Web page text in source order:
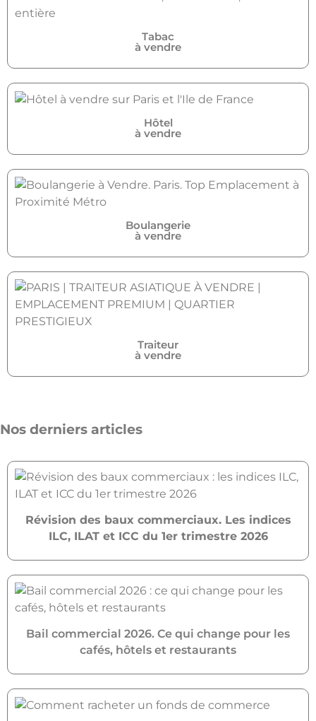
Tabac
à vendre
Hôtel
à vendre
Boulangerie
à vendre
Traiteur
à vendre
Nos derniers articles
Révision des baux commerciaux. Les indices
ILC, ILAT et ICC du 1er trimestre 2026
Bail commercial 2026. Ce qui change pour les
cafés, hôtels et restaurants